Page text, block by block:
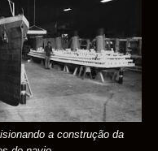
a construção da